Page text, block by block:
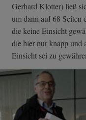
Gerhard Klotter) ließ
um dann auf 68 Seiten
die keine Einsicht
die hier nur knapp und
Einsicht sei zu